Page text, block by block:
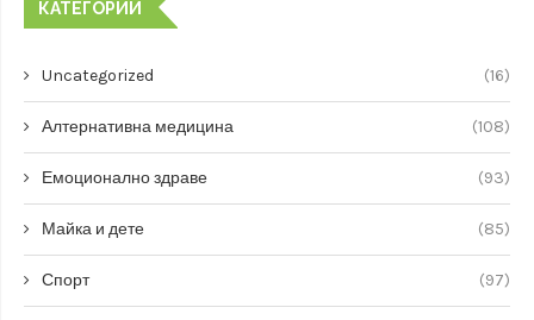
КАТЕГОРИИ
Uncategorized (16)
Алтернативна медицина (108)
Емоционално здраве (93)
Майка и дете (85)
Спорт (97)